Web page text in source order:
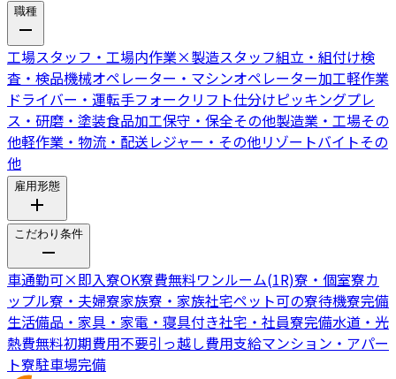
職種
工場スタッフ・工場内作業×製造スタッフ組立・組付け検
査・検品機械オペレーター・マシンオペレーター加工軽作業
ドライバー・運転手フォークリフト仕分けピッキングプレ
ス・研磨・塗装食品加工保守・保全その他製造業・工場その
他軽作業・物流・配送レジャー・その他リゾートバイトその
他
雇用形態
こだわり条件
車通勤可×即入寮OK寮費無料ワンルーム(1R)寮・個室寮カ
ップル寮・夫婦寮家族寮・家族社宅ペット可の寮待機寮完備
生活備品・家具・家電・寝具付き社宅・社員寮完備水道・光
熱費無料初期費用不要引っ越し費用支給マンション・アパー
ト寮駐車場完備